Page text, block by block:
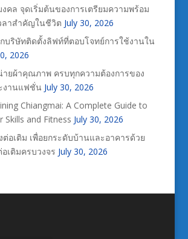
คล จุดเริ่มต้นของการเตรียมความพร้อม
ลาสำคัญในชีวิต July 30, 2026
บริษัทติดตั้งลิฟท์ที่ตอบโจทย์การใช้งานใน
2026
ายผ้าคุณภาพ ครบทุกความต้องการของ
งานแฟชั่น July 30, 2026
Chiangmai: A Complete Guide to
Skills and Fitness July 30, 2026
ต่อเติม เพื่อยกระดับบ้านและอาคารด้วย
เติมครบวงจร July 30, 2026